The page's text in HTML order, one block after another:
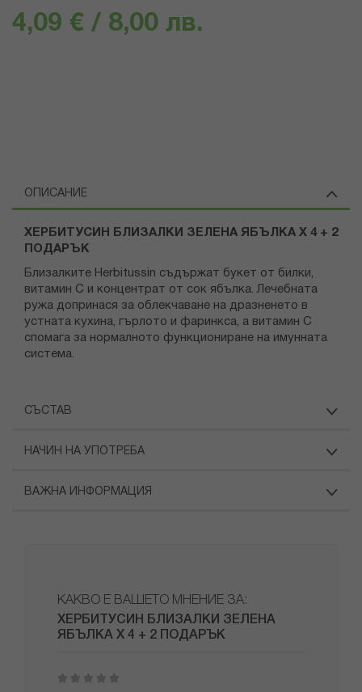
4,09 € / 8,00 лв.
ОПИСАНИЕ
ХЕРБИТУСИН БЛИЗАЛКИ ЗЕЛЕНА ЯБЪЛКА Х 4 + 2
ПОДАРЪК
Близалките Herbitussin съдържат букет от билки,
витамин С и концентрат от сок ябълка. Лечебната
ружа допринася за облекчаване на дразненето в
устната кухина, гърлото и фаринкса, а витамин С
спомага за нормалното функциониране на имунната
система.
СЪСТАВ
НАЧИН НА УПОТРЕБА
ВАЖНА ИНФОРМАЦИЯ
КАКВО Е ВАШЕТО МНЕНИЕ ЗА:
ХЕРБИТУСИН БЛИЗАЛКИ ЗЕЛЕНА
ЯБЪЛКА Х 4 + 2 ПОДАРЪК